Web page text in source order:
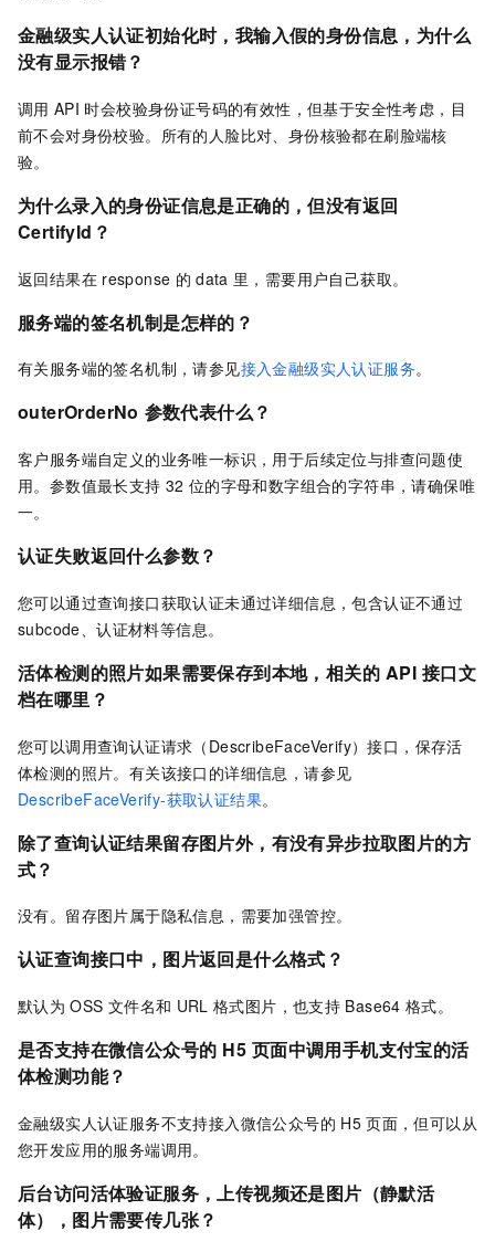
金融级实人认证初始化时，我输入假的身份信息，为什么
没有显示报错？
调用 API 时会校验身份证号码的有效性，但基于安全性考虑，目
前不会对身份校验。所有的人脸比对、身份核验都在刷脸端核
验。
为什么录入的身份证信息是正确的，但没有返回
CertifyId ？
返回结果在 response 的 data 里，需要用户自己获取。
服务端的签名机制是怎样的？
有关服务端的签名机制，请参见接入金融级实人认证服务。
outerOrderNo 参数代表什么？
客户服务端自定义的业务唯一标识，用于后续定位与排查问题使
用。参数值最长支持 32 位的字母和数字组合的字符串，请确保唯
一。
认证失败返回什么参数？
您可以通过查询接口获取认证未通过详细信息，包含认证不通过
subcode、认证材料等信息。
活体检测的照片如果需要保存到本地，相关的 API 接口文
档在哪里？
您可以调用查询认证请求（DescribeFaceVerify）接口，保存活
体检测的照片。有关该接口的详细信息，请参见
DescribeFaceVerify-获取认证结果。
除了查询认证结果留存图片外，有没有异步拉取图片的方
式？
没有。留存图片属于隐私信息，需要加强管控。
认证查询接口中，图片返回是什么格式？
默认为 OSS 文件名和 URL 格式图片，也支持 Base64 格式。
是否支持在微信公众号的 H5 页面中调用手机支付宝的活
体检测功能？
金融级实人认证服务不支持接入微信公众号的 H5 页面，但可以从
您开发应用的服务端调用。
后台访问活体验证服务，上传视频还是图片（静默活
体），图片需要传几张？